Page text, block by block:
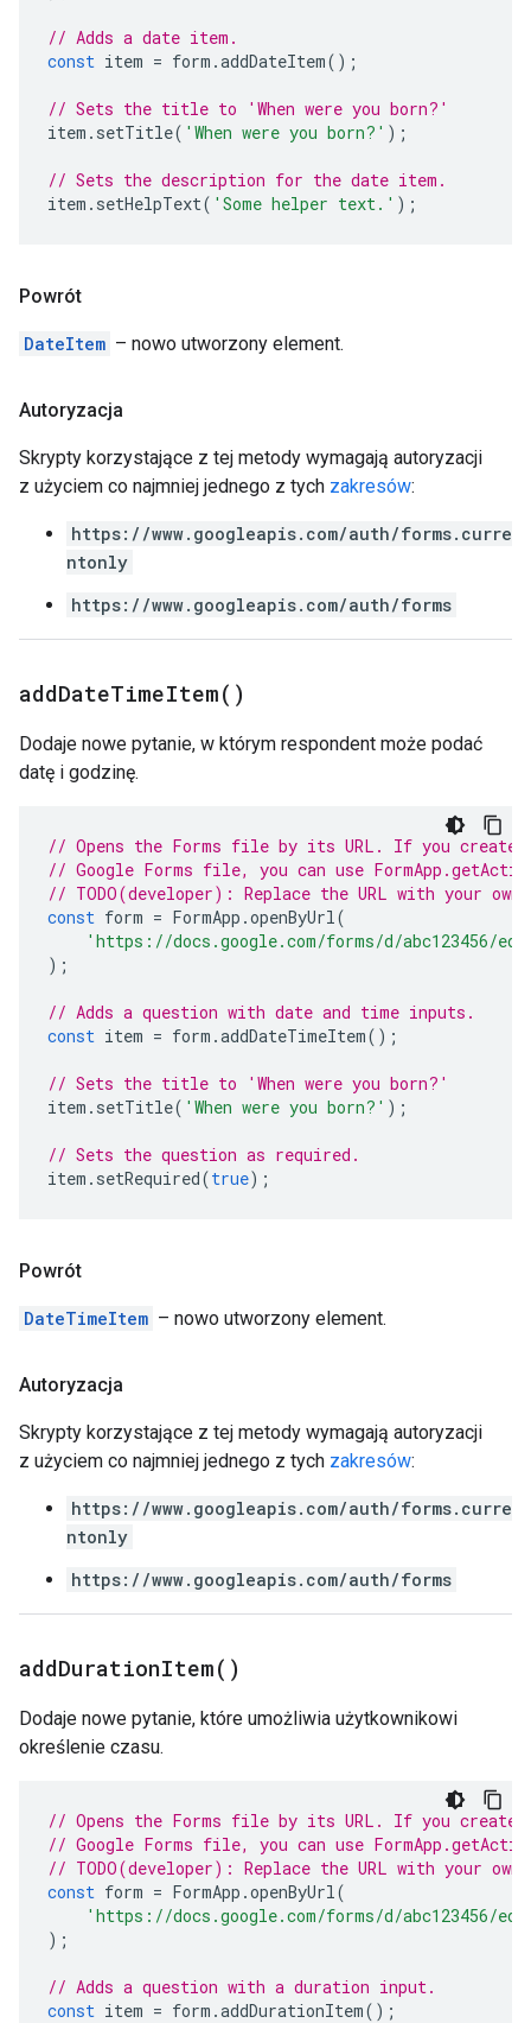
// Adds a date item.
const item = form .addDateItem();
// Sets the title to 'When were you born?'
item . setTitle( 'When were you born?' );
// Sets the description for the date item.
item . setHelpText( 'Some helper text.' );
Powrót
DateItem – nowo utworzony element.
Autoryzacja
Skrypty korzystające z tej metody wymagają autoryzacji
z użyciem co najmniej jednego z tych zakresów:
https://www.googleapis.com/auth/forms.curre
ntonly
https://www.googleapis.com/auth/forms
addDateTimeItem( )
Dodaje nowe pytanie, w którym respondent może podać
datę i godzinę.
// Opens the Forms file by its URL. If you
// Google Forms file, you can use
// TODO(developer): Replace the URL with your own.
const form = FormApp .openByUrl(
'https://docs.google.com/forms/d/abc123456/
);
// Adds a question with date and time inputs.
const item = form .addDateTimeItem();
// Sets the title to 'When were you born?'
item . setTitle( 'When were you born?' );
// Sets the question as required.
item . setRequired(true);
Powrót
DateTimeItem – nowo utworzony element.
Autoryzacja
Skrypty korzystające z tej metody wymagają autoryzacji
z użyciem co najmniej jednego z tych zakresów:
https://www.googleapis.com/auth/forms.curre
ntonly
https://www.googleapis.com/auth/forms
addDurationItem( )
Dodaje nowe pytanie, które umożliwia użytkownikowi
określenie czasu.
// Opens the Forms file by its URL. If you
// Google Forms file, you can use
// TODO(developer): Replace the URL with your own.
const form = FormApp .openByUrl(
'https://docs.google.com/forms/d/abc123456/
);
// Adds a question with a duration input.
const item = form .addDurationItem();